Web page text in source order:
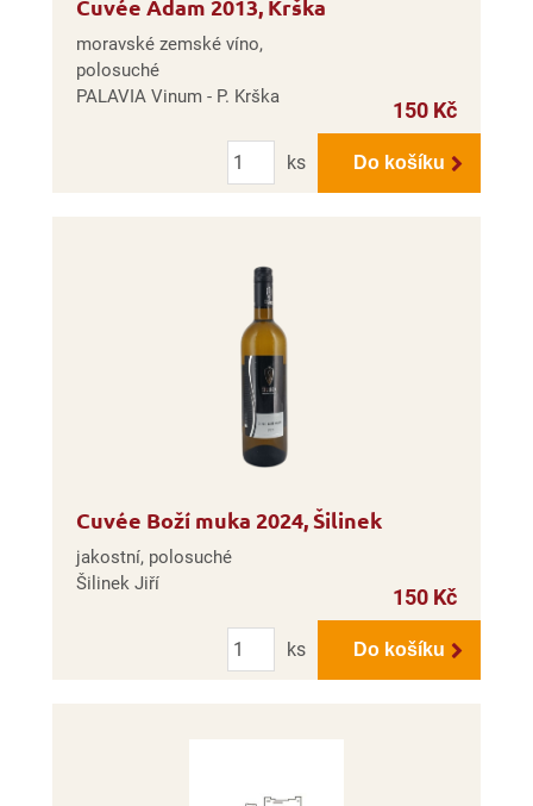
Cuvée Adam 2013, Krška
moravské zemské víno,
polosuché
PALAVIA Vinum - P. Krška
150 Kč
Počet
ks
Do košíku
Cuvée Boží muka 2024, Šilinek
jakostní, polosuché
Šilinek Jiří
150 Kč
Počet
ks
Do košíku